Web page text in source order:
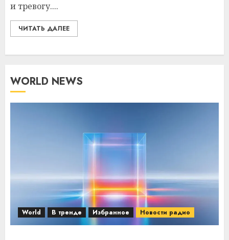
и тревогу....
ЧИТАТЬ ДАЛЕЕ
WORLD NEWS
World В тренде Избранное Новости радио